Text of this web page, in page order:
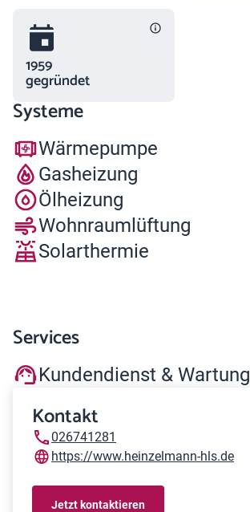
1959
gegründet
Systeme
Wärmepumpe
Gasheizung
Ölheizung
Wohnraumlüftung
Solarthermie
Services
Kundendienst & Wartung
Kontakt
026741281
https://www.heinzelmann-hls.de
Jetzt kontaktieren